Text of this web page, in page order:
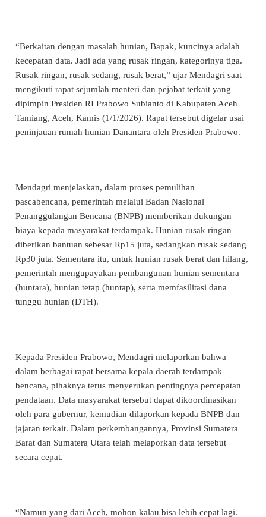
“Berkaitan dengan masalah hunian, Bapak, kuncinya adalah
kecepatan data. Jadi ada yang rusak ringan, kategorinya tiga.
Rusak ringan, rusak sedang, rusak berat,” ujar Mendagri saat
mengikuti rapat sejumlah menteri dan pejabat terkait yang
dipimpin Presiden RI Prabowo Subianto di Kabupaten Aceh
Tamiang, Aceh, Kamis (1/1/2026). Rapat tersebut digelar usai
peninjauan rumah hunian Danantara oleh Presiden Prabowo.
Mendagri menjelaskan, dalam proses pemulihan
pascabencana, pemerintah melalui Badan Nasional
Penanggulangan Bencana (BNPB) memberikan dukungan
biaya kepada masyarakat terdampak. Hunian rusak ringan
diberikan bantuan sebesar Rp15 juta, sedangkan rusak sedang
Rp30 juta. Sementara itu, untuk hunian rusak berat dan hilang,
pemerintah mengupayakan pembangunan hunian sementara
(huntara), hunian tetap (huntap), serta memfasilitasi dana
tunggu hunian (DTH).
Kepada Presiden Prabowo, Mendagri melaporkan bahwa
dalam berbagai rapat bersama kepala daerah terdampak
bencana, pihaknya terus menyerukan pentingnya percepatan
pendataan. Data masyarakat tersebut dapat dikoordinasikan
oleh para gubernur, kemudian dilaporkan kepada BNPB dan
jajaran terkait. Dalam perkembangannya, Provinsi Sumatera
Barat dan Sumatera Utara telah melaporkan data tersebut
secara cepat.
“Namun yang dari Aceh, mohon kalau bisa lebih cepat lagi.